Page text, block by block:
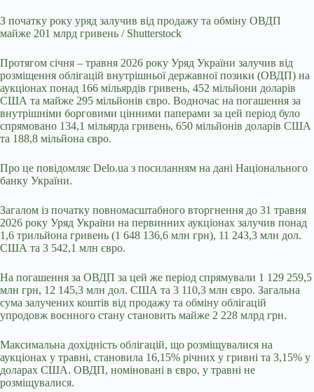
З початку року уряд залучив від продажу та обміну ОВДП
майже 201 млрд гривень / Shutterstock
Протягом січня – травня 2026 року Уряд України залучив від
розміщення облігацій внутрішньої державної позики (ОВДП) на
аукціонах понад 166 мільярдів гривень, 452 мільйони доларів
США та майже 295 мільйонів євро. Водночас на погашення за
внутрішніми борговими цінними паперами за цей період було
спрямовано 134,1 мільярда гривень, 650 мільйонів доларів США
та 188,8 мільйона євро.
Про це повідомляє Delo.ua з посиланням на дані Національного
банку України.
Загалом із початку повномасштабного вторгнення до 31 травня
2026 року Уряд України на первинних аукціонах залучив понад
1,6 трильйона гривень (1 648 136,6 млн грн), 11 243,3 млн дол.
США та 3 542,1 млн євро.
На погашення за ОВДП за цей же період спрямували 1 129 259,5
млн грн, 12 145,3 млн дол. США та 3 110,3 млн євро. Загальна
сума залучених коштів від продажу та обміну облігацій
упродовж воєнного стану становить майже 2 228 млрд грн.
Максимальна дохідність облігацій, що розміщувалися на
аукціонах у травні, становила 16,15% річних у гривні та 3,15% у
доларах США. ОВДП, номіновані в євро, у травні не
розміщувалися.